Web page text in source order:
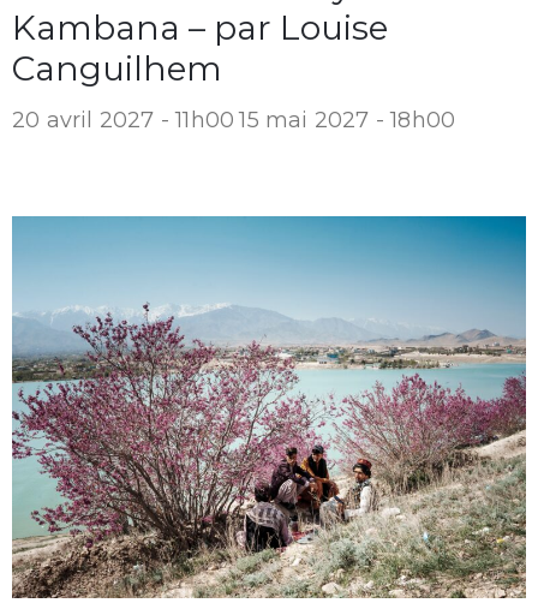
Kambana – par Louise
Canguilhem
20 avril 2027 - 11h00 15 mai 2027 - 18h00